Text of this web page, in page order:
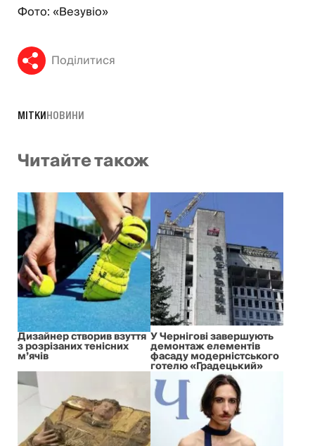
Фото: «Везувіо»
Поділитися
МІТКИНОВИНИ
Читайте також
Дизайнер створив взуття
з розрізаних тенісних
м’ячів
У Чернігові завершують
демонтаж елементів
фасаду модерністського
готелю «Градецький»